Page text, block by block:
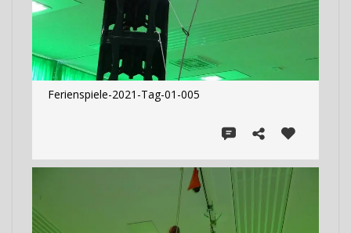
Ferienspiele-2021-Tag-01-005